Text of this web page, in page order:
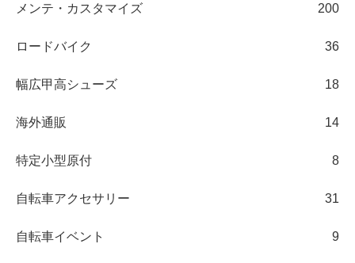
メンテ・カスタマイズ 200
ロードバイク 36
幅広甲高シューズ 18
海外通販 14
特定小型原付 8
自転車アクセサリー 31
自転車イベント 9